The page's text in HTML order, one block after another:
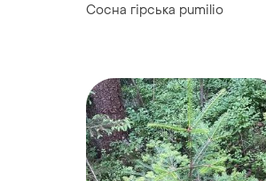
Сосна гірська pumilio